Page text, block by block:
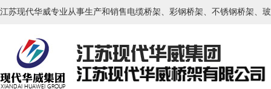
江苏现代华威专业从事生产和销售电缆桥架、彩钢桥架、不锈钢桥架、